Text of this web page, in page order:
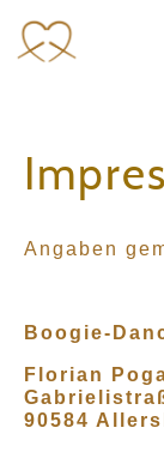
Angaben
Boogie-
Florian
90584